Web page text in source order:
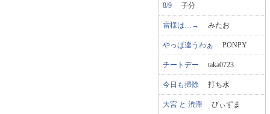
8/9 子分
雷様は…→ みたお
やっぱ違うわぁ PONPY
チートデー taka0723
今日も掃除 打ち水
大宮 と 渋滞 ぴぃずま